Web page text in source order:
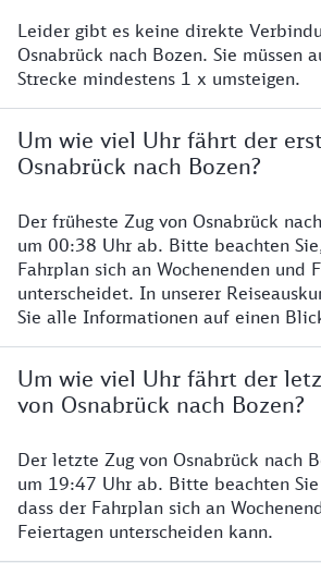
Leider gibt es keine direkte
Osnabrück nach Bozen. Sie müssen
Strecke mindestens 1 x umsteigen.
Um wie viel Uhr fährt der
Osnabrück nach Bozen?
Der früheste Zug von Osnabrück
um 00:38 Uhr ab. Bitte beachten
Fahrplan sich an Wochenenden und
unterscheidet. In unserer
Sie alle Informationen auf einen
Um wie viel Uhr fährt der
von Osnabrück nach Bozen?
Der letzte Zug von Osnabrück nach
um 19:47 Uhr ab. Bitte beachten
dass der Fahrplan sich an
Feiertagen unterscheiden kann.